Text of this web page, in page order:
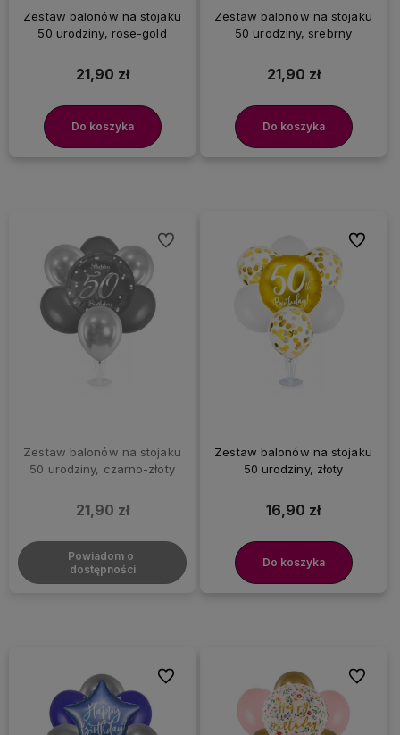
Zestaw balonów na stojaku
50 urodziny, rose-gold
21,90 zł
Do koszyka
Zestaw balonów na stojaku
50 urodziny, srebrny
21,90 zł
Do koszyka
Zestaw balonów na stojaku
50 urodziny, czarno-złoty
21,90 zł
Powiadom o
dostępności
Do ulubionych
Zestaw balonów na stojaku
50 urodziny, złoty
16,90 zł
Do koszyka
Do
Do ulubionych Do